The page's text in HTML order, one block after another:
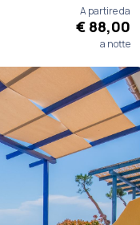
A partire da
€ 88,00
a notte